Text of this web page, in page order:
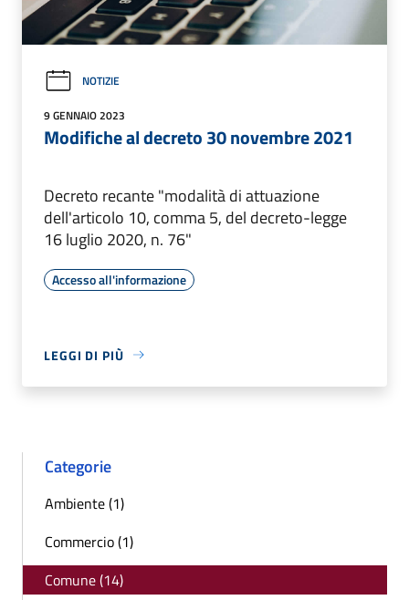
NOTIZIE
9 GENNAIO 2023
Modifiche al decreto 30 novembre 2021
Decreto recante "modalità di attuazione
dell'articolo 10, comma 5, del decreto-legge
16 luglio 2020, n. 76"
Accesso all'informazione
LEGGI DI PIÙ
Categorie
Ambiente (1)
Commercio (1)
Comune (14)